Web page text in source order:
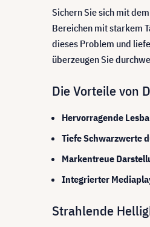
Sichern Sie sich mit dem
Bereichen mit starkem
dieses Problem und
überzeugen Sie
Die Vorteile von
Hervorragende
Tiefe Schwarzwerte
Markentreue
Integrierter
Strahlende